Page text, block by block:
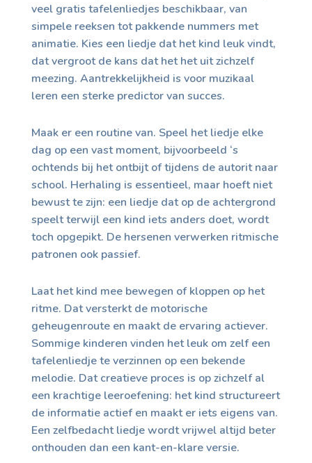
veel gratis tafelenliedjes beschikbaar, van
simpele reeksen tot pakkende nummers met
animatie. Kies een liedje dat het kind leuk vindt,
dat vergroot de kans dat het het uit zichzelf
meezing. Aantrekkelijkheid is voor muzikaal
leren een sterke predictor van succes.
Maak er een routine van. Speel het liedje elke
dag op een vast moment, bijvoorbeeld ‘s
ochtends bij het ontbijt of tijdens de autorit naar
school. Herhaling is essentieel, maar hoeft niet
bewust te zijn: een liedje dat op de achtergrond
speelt terwijl een kind iets anders doet, wordt
toch opgepikt. De hersenen verwerken ritmische
patronen ook passief.
Laat het kind mee bewegen of kloppen op het
ritme. Dat versterkt de motorische
geheugenroute en maakt de ervaring actiever.
Sommige kinderen vinden het leuk om zelf een
tafelenliedje te verzinnen op een bekende
melodie. Dat creatieve proces is op zichzelf al
een krachtige leeroefening: het kind structureert
de informatie actief en maakt er iets eigens van.
Een zelfbedacht liedje wordt vrijwel altijd beter
onthouden dan een kant-en-klare versie.